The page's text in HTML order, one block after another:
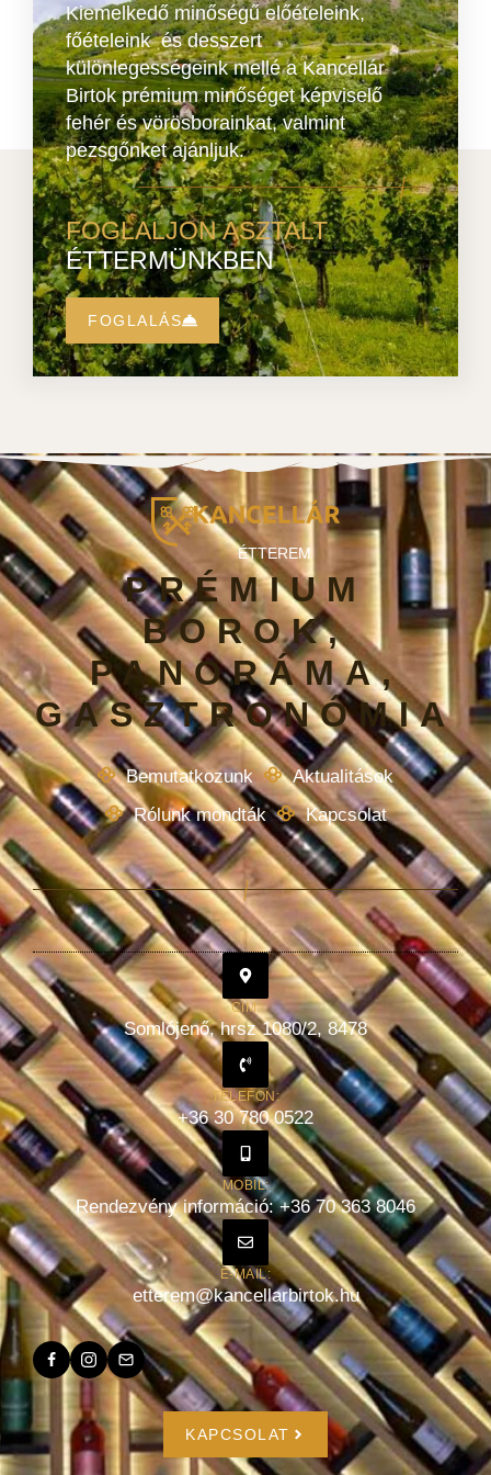
FOGLALJON ASZTALT
ÉTTERMÜNKBEN
FOGLALÁS
Kiemelkedő minőségű előételeink,
főételeink és desszert
különlegességeink mellé a Kancellár
Birtok prémium minőséget képviselő
fehér és vörösborainkat, valmint
pezsgőnket ajánljuk.
ÉTTEREM
PRÉMIUM
BOROK,
PANORÁMA,
GASZTRONÓMIA
Bemutatkozunk
Aktualitások
Rólunk mondták
Kapcsolat
CÍM:
Somlójenő, hrsz 1080/2, 8478
TELEFON:
+36 30 780 0522
MOBIL:
Rendezvény információ: +36 70 363 8046
E-MAIL:
etterem@kancellarbirtok.hu
KAPCSOLAT